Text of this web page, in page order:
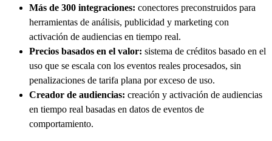
Más de 300 integraciones: conectores preconstruidos para
herramientas de análisis, publicidad y marketing con
activación de audiencias en tiempo real.
Precios basados en el valor: sistema de créditos basado en el
uso que se escala con los eventos reales procesados, sin
penalizaciones de tarifa plana por exceso de uso.
Creador de audiencias: creación y activación de audiencias
en tiempo real basadas en datos de eventos de
comportamiento.